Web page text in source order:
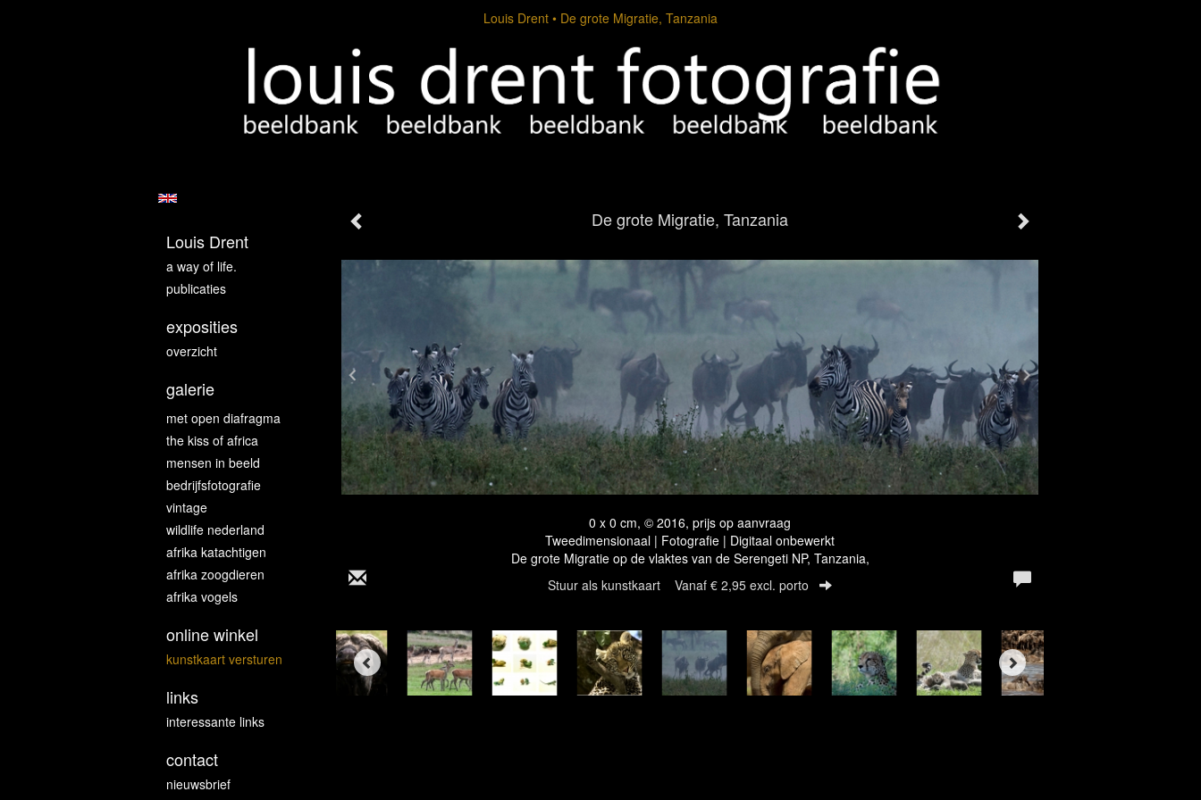
Louis Drent De grote Migratie, Tanzania
De grote Migratie, Tanzania
0 x 0 cm, © 2016, prijs op aanvraag
Tweedimensionaal | Fotografie | Digitaal onbewerkt
De grote Migratie op de vlaktes van de Serengeti NP, Tanzania,
Stuur als kunstkaart Vanaf € 2,95 excl. porto
Louis Drent
a way of life.
publicaties
exposities
overzicht
galerie
met open diafragma
the kiss of africa
mensen in beeld
bedrijfsfotografie
vintage
wildlife nederland
afrika katachtigen
afrika zoogdieren
afrika vogels
online winkel
kunstkaart versturen
links
interessante links
contact
nieuwsbrief